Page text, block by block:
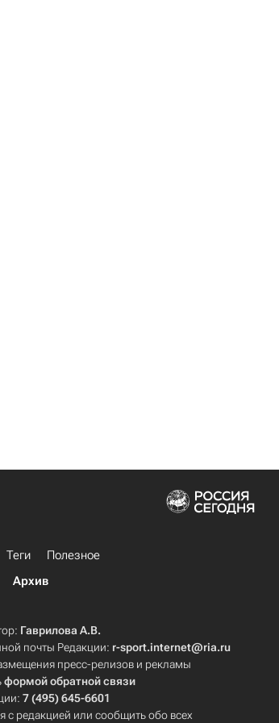
Теги
Полезное
Архив
Гаврилова А.В.
почты Редакции: r-sport.internet@ria.ru
пресс-релизов и рекламы
формой обратной связи
7 (495) 645-6601
с редакцией или сообщить обо всех